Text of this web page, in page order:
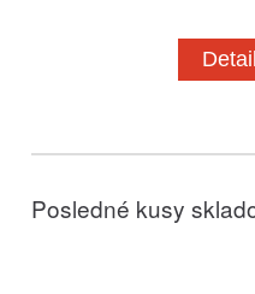
Posledné kusy